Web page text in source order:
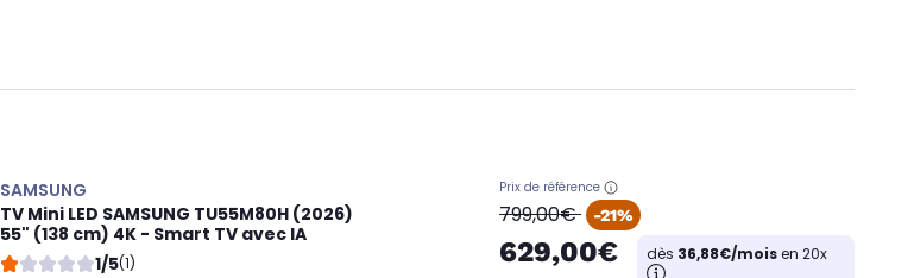
SAMSUNG
TV Mini LED SAMSUNG TU55M80H (2026)
55" (138 cm) 4K - Smart TV avec IA
1/5(1)
Prix de référence
oldPrice
799,00€ -21%
629,00€ dès 36,88€/moisen 20x